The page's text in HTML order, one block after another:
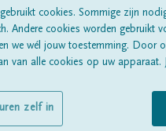
cookies. Sommige zijn
Andere cookies worden gebruikt
we wél jouw toestemming. Door
van alle cookies op uw apparaat.
zelf in